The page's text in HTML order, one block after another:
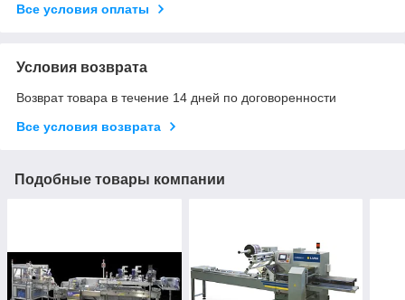
Все условия оплаты
Условия возврата
Возврат товара в течение 14 дней по договоренности
Все условия возврата
Подобные товары компании